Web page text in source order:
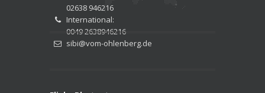
02638 946216
International:
0049 2638946216
sibi@vom-ohlenberg.de